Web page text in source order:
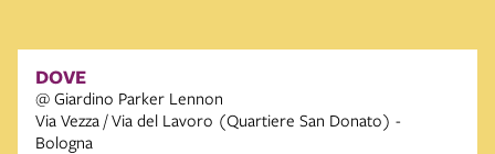
DOVE
@ Giardino Parker Lennon
Via Vezza / Via del Lavoro (Quartiere San Donato) -
Bologna